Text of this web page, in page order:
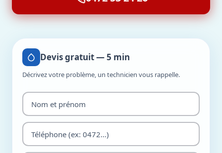
Devis gratuit — 5 min
Décrivez votre problème, un technicien vous rappelle.